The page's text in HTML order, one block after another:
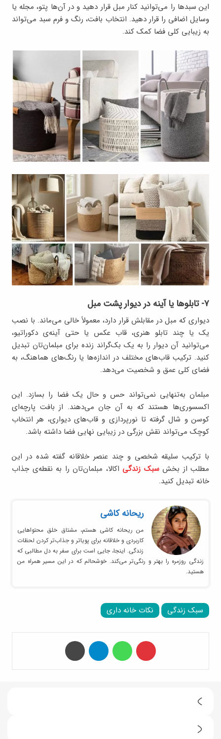
این سبدها را می‌توانید کنار مبل قرار دهید و در آن‌ها پتو، مجله یا
وسایل اضافی را قرار دهید. انتخاب بافت، رنگ و فرم سبد می‌تواند
به زیبایی کلی فضا کمک کند.
۷- تابلوها یا آینه در دیوار پشت مبل
دیواری که مبل در مقابلش قرار دارد، معمولاً خالی می‌ماند. با نصب
یک یا چند تابلو هنری، قاب عکس یا حتی آینه‌ی دکوراتیو،
می‌توانید آن دیوار را به یک بک‌گراند زنده برای مبلمان‌تان تبدیل
کنید. ترکیب قاب‌های مختلف در اندازه‌ها یا رنگ‌های هماهنگ، به
فضای کلی عمق و شخصیت می‌دهد.
مبلمان به‌تنهایی نمی‌تواند حس و حال یک فضا را بسازد. این
اکسسوری‌ها هستند که به آن جان می‌دهند. از بافت پارچه‌ای
کوسن و شال گرفته تا نورپردازی و قاب‌های دیواری، هر انتخاب
کوچک می‌تواند نقش بزرگی در زیبایی نهایی فضا داشته باشد.
با ترکیب سلیقه شخصی و چند عنصر خلاقانه گفته شده در این
مطلب از بخشسبک زندگی اکالا، مبلمان‌تان را به نقطه‌ی جذاب
خانه تبدیل کنید.
ریحانه کاشی
من ریحانه کاشی هستم، مشتاق خلق محتواهایی
کاربردی و خلاقانه برای پویاتر و جذاب‌تر کردن لحظات
زندگی. اینجا، جایی است برای سفر به دل مطالبی که
زندگی روزمره را بهتر و رنگی‌تر می‌کند. خوشحالم که در این مسیر همراه من
هستید.
سبک زندگی نکات خانه داری